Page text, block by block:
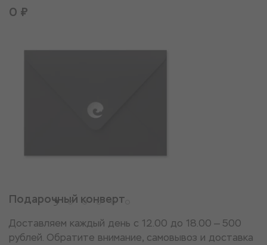
0 ₽
Подарочный конверт
Доставляем каждый день с 12.00 до 18.00 — 500
рублей. Обратите внимание, самовывоз и доставка